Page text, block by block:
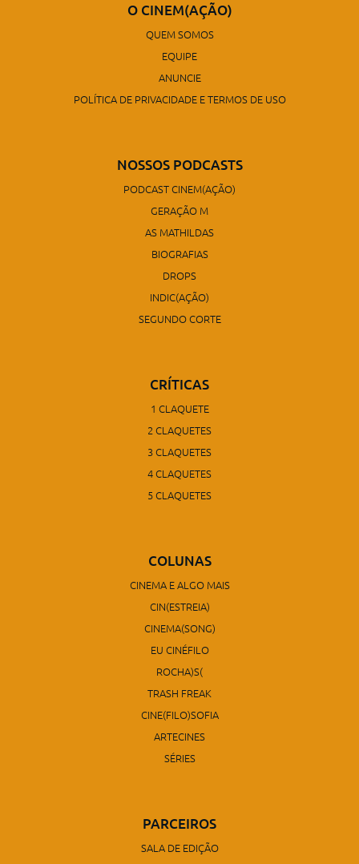
O CINEM(AÇÃO)
QUEM SOMOS
EQUIPE
ANUNCIE
POLÍTICA DE PRIVACIDADE E TERMOS DE USO
NOSSOS PODCASTS
PODCAST CINEM(AÇÃO)
GERAÇÃO M
AS MATHILDAS
BIOGRAFIAS
DROPS
INDIC(AÇÃO)
SEGUNDO CORTE
CRÍTICAS
1 CLAQUETE
2 CLAQUETES
3 CLAQUETES
4 CLAQUETES
5 CLAQUETES
COLUNAS
CINEMA E ALGO MAIS
CIN(ESTREIA)
CINEMA(SONG)
EU CINÉFILO
ROCHA)S(
TRASH FREAK
CINE(FILO)SOFIA
ARTECINES
SÉRIES
PARCEIROS
SALA DE EDIÇÃO